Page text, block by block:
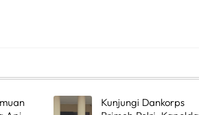
Kunjungi Dankorps